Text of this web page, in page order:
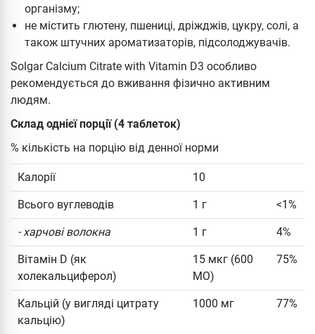
організму;
не містить глютену, пшениці, дріжджів, цукру, солі, а
також штучних ароматизаторів, підсолоджувачів.
Solgar Calcium Citrate with Vitamin D3 особливо
рекомендується до вживання фізично активним
людям.
Склад однієї порції (4 таблеток)
% кількість на порцію від денної норми
Калорії 10
Всього вуглеводів 1 г <1%
- харчові волокна 1 г 4%
Вітамін D (як
холекальциферол)
15 мкг (600
МО)
75%
Кальцій (у вигляді цитрату
кальцію)
1000 мг 77%